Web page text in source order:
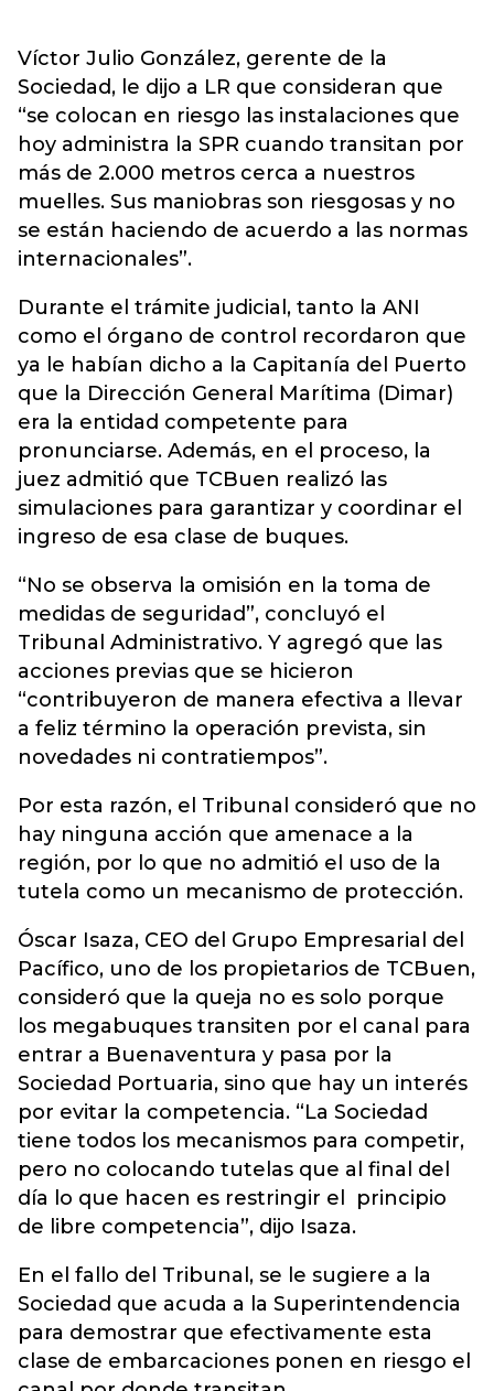
Víctor Julio González, gerente de la
Sociedad, le dijo a LR que consideran que
“se colocan en riesgo las instalaciones que
hoy administra la SPR cuando transitan por
más de 2.000 metros cerca a nuestros
muelles. Sus maniobras son riesgosas y no
se están haciendo de acuerdo a las normas
internacionales”.
Durante el trámite judicial, tanto la ANI
como el órgano de control recordaron que
ya le habían dicho a la Capitanía del Puerto
que la Dirección General Marítima (Dimar)
era la entidad competente para
pronunciarse. Además, en el proceso, la
juez admitió que TCBuen realizó las
simulaciones para garantizar y coordinar el
ingreso de esa clase de buques.
“No se observa la omisión en la toma de
medidas de seguridad”, concluyó el
Tribunal Administrativo. Y agregó que las
acciones previas que se hicieron
“contribuyeron de manera efectiva a llevar
a feliz término la operación prevista, sin
novedades ni contratiempos”.
Por esta razón, el Tribunal consideró que no
hay ninguna acción que amenace a la
región, por lo que no admitió el uso de la
tutela como un mecanismo de protección.
Óscar Isaza, CEO del Grupo Empresarial del
Pacífico, uno de los propietarios de TCBuen,
consideró que la queja no es solo porque
los megabuques transiten por el canal para
entrar a Buenaventura y pasa por la
Sociedad Portuaria, sino que hay un interés
por evitar la competencia. “La Sociedad
tiene todos los mecanismos para competir,
pero no colocando tutelas que al final del
día lo que hacen es restringir el principio
de libre competencia”, dijo Isaza.
En el fallo del Tribunal, se le sugiere a la
Sociedad que acuda a la Superintendencia
para demostrar que efectivamente esta
clase de embarcaciones ponen en riesgo el